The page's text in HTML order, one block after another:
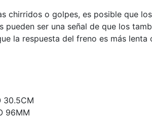
chirridos o golpes, es posible que
pueden ser una señal de que los
la respuesta del freno es más
30.5CM
96MM